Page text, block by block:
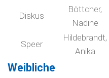
Diskus
Böttcher,
Nadine
Speer
Hildebrandt,
Anika
Weibliche